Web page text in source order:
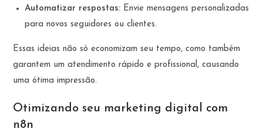
Automatizar respostas: Envie mensagens personalizadas
para novos seguidores ou clientes.
Essas ideias não só economizam seu tempo, como também
garantem um atendimento rápido e profissional, causando
uma ótima impressão.
Otimizando seu marketing digital com
n8n